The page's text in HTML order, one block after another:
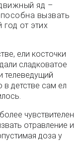
яд –
вызвать
от этих
ели косточки
сладковатое
телеведущий
в детстве сам ел
чувствителен
отравление и
доза у